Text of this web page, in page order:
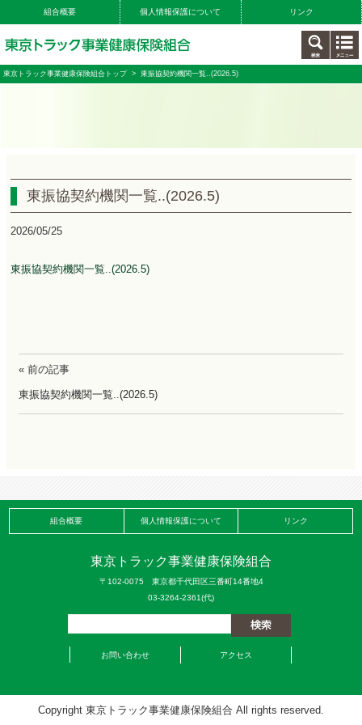
組合概要 個人情報保護について リンク
東京トラック事業健康保険組合トップ> 東振協契約機関一覧..(2026.5)
東振協契約機関一覧..(2026.5)
2026/05/25
東振協契約機関一覧..(2026.5)
« 前の記事
東振協契約機関一覧..(2026.5)
組合概要 個人情報保護について リンク
東京トラック事業健康保険組合
〒102-0075 東京都千代田区三番町14番地4
03-3264-2361(代)
お問い合わせ アクセス
Copyright 東京トラック事業健康保険組合 All rights reserved.